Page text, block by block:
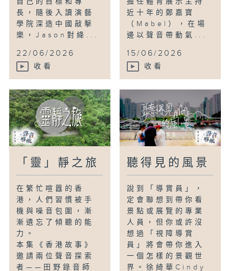
長，隨後入讀演藝
學院深造中國敲擊
樂，Jason對絳...
22/06/2026
收看
近十年的鄭嘉寶
（Mabel），在場
邊以聲音帶動氣...
15/06/2026
收看
「靈」靜之旅
在繁忙喧囂的香
港，人們習慣被手
機與噪音包圍，漸
漸遺忘了傾聽的能
力。
本集《香港故事》
邀請兩位聲音探索
者——田野錄音師
聽得見的風景
說到「導賞員」，
定會聯想到帶你看
景點或展覽的專業
人員，但你或許沒
想過「視障導賞
員」將會帶你進入
一個怎樣的景觀世
界。徐綺華Cindy